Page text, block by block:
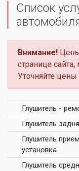
Список
Внимание!
странице
Уточняйте
Глушитель -
Глушитель
Глушитель
установка
Глушитель